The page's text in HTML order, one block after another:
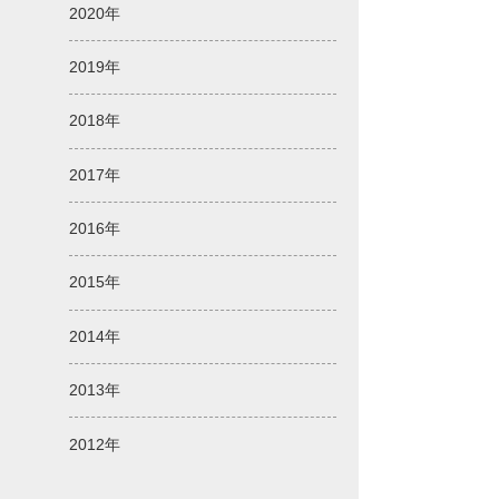
2020年
2019年
2018年
2017年
2016年
2015年
2014年
2013年
2012年